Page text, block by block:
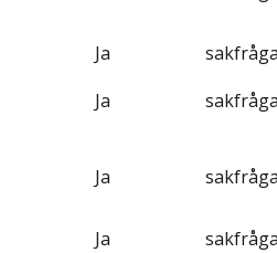
Ja
Ja
Ja
Ja